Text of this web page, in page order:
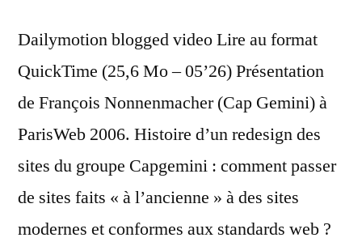
Dailymotion blogged video Lire au format
QuickTime (25,6 Mo – 05’26) Présentation
de François Nonnenmacher (Cap Gemini) à
ParisWeb 2006. Histoire d’un redesign des
sites du groupe Capgemini : comment passer
de sites faits « à l’ancienne » à des sites
modernes et conformes aux standards web ?